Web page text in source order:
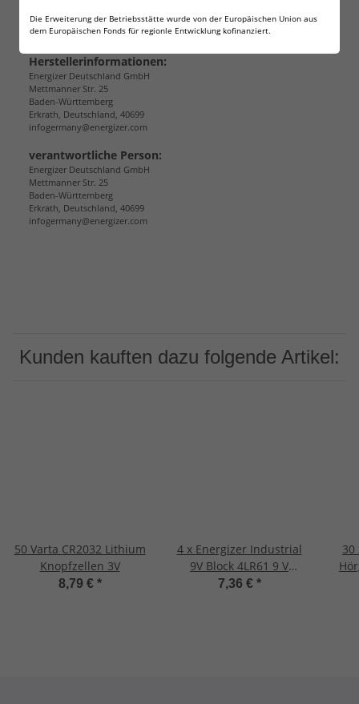
Die Erweiterung der Betriebsstätte wurde von der Europäischen Union aus
dem Europäischen Fonds für regionle Entwicklung kofinanziert.
Herstellerinformationen:
Energizer Deutschland GmbH
Mettmanner Str. 25
Baden-Württemberg
Erkrath, Deutschland, 40699
infogermany@energizer.com
verantwortliche Person:
Energizer Deutschland GmbH
Mettmanner Str. 25
Baden-Württemberg
Erkrath, Deutschland, 40699
infogermany@energizer.com
Kunden kauften dazu folgende Artikel:
50 Varta CR2032 Lithium
Knopfzellen 3V
8,79 € *
4 x Energizer Industrial
9V Block 4LR61 9 V
Blockbatterie lose für
7,36 € *
30